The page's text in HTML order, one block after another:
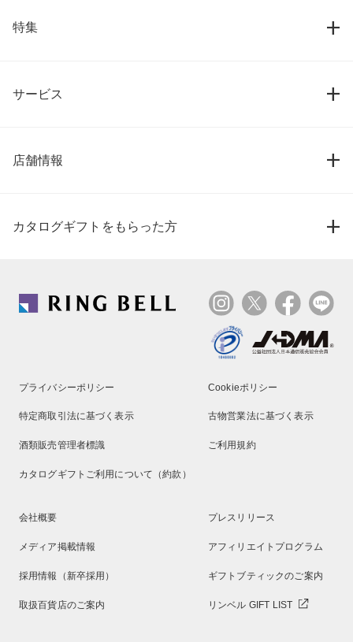
特集
サービス
店舗情報
カタログギフトをもらった方
プライバシーポリシー Cookieポリシー
特定商取引法に基づく表示 古物営業法に基づく表示
酒類販売管理者標識 ご利用規約
カタログギフトご利用について（約款）
会社概要 プレスリリース
メディア掲載情報 アフィリエイトプログラム
採用情報（新卒採用） ギフトブティックのご案内
取扱百貨店のご案内 リンベル GIFT LIST